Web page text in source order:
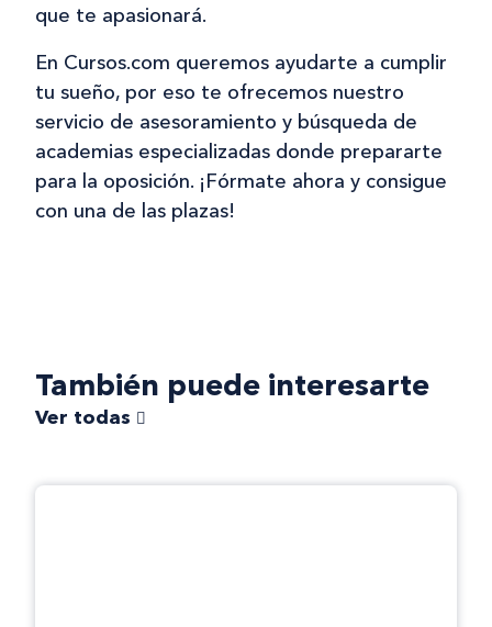
que te apasionará.
En Cursos.com queremos ayudarte a cumplir
tu sueño, por eso te ofrecemos nuestro
servicio de asesoramiento y búsqueda de
academias especializadas donde prepararte
para la oposición. ¡Fórmate ahora y consigue
con una de las plazas!
También puede interesarte
Ver todas